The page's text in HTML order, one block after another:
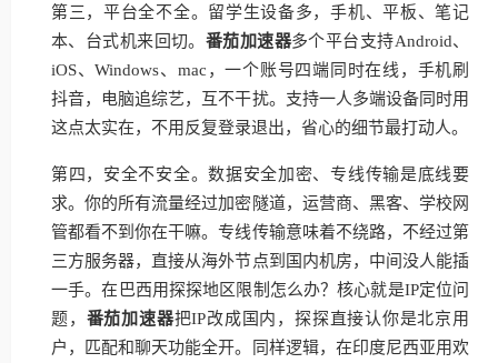
第三，平台全不全。留学生设备多，手机、平板、笔记
本、台式机来回切。 番茄加速器多个平台支持Android、
iOS、Windows、mac，一个账号四端同时在线，手机刷
抖音，电脑追综艺，互不干扰。支持一人多端设备同时用
这点太实在，不用反复登录退出，省心的细节最打动人。
第四，安全不安全。数据安全加密、专线传输是底线要
求。你的所有流量经过加密隧道，运营商、黑客、学校网
管都看不到你在干嘛。专线传输意味着不绕路，不经过第
三方服务器，直接从海外节点到国内机房，中间没人能插
一手。在巴西用探探地区限制怎么办？核心就是IP定位问
题， 番茄加速器把IP改成国内，探探直接认你是北京用
户，匹配和聊天功能全开。同样逻辑，在印度尼西亚用欢